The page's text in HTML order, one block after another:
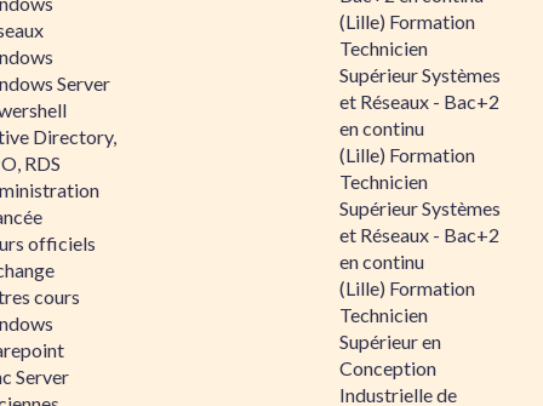
Server
Directory,
RDS
officiels
cours
Server
(Lille) Formation
Technicien
Supérieur Systèmes
et Réseaux - Bac+2
en continu
(Lille) Formation
Technicien
Supérieur Systèmes
et Réseaux - Bac+2
en continu
(Lille) Formation
Technicien
Supérieur en
Conception
Industrielle de